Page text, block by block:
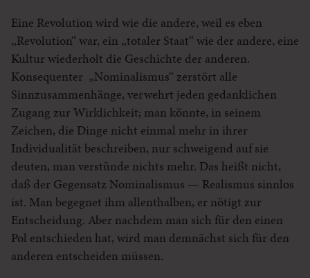
Eine Revolution wird wie die andere, weil es eben
„Revolution“ war, ein „totaler Staat“ wie der andere, eine
Kultur wiederholt die Geschichte der anderen.
Konsequenter „Nominalismus“ zerstört alle
Sinnzusammenhänge, verwehrt jeden gedanklichen
Zugang zur Wirklichkeit; man könnte, in seinem
Zeichen, die Dinge nicht einmal mehr in ihrer
Individualität beschreiben, nur schweigend auf sie
deuten, man verstünde nichts mehr. Das heißt nicht,
daß der Gegensatz Nominalismus — Realismus sinnlos
ist. Man begegnet ihm allenthalben, er nötigt zur
Entscheidung. Aber nachdem man sich für den einen
Pol entschieden hat, wird man demnächst sich für den
anderen entscheiden müssen.